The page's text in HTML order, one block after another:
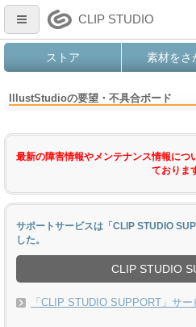
CLIP STUDIO
ストア 素材をさ
IllustStudioの要望・不具合ボード
最新の障害情報やメンテナンス情報につ
ておりま
サポートサービスは「CLIP STUDIO
した。
CLIP STUDIO
「CLIP STUDIO SUPPORT」サ